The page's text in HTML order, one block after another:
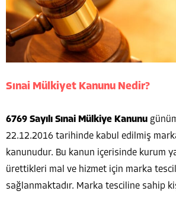
Sınai Mülkiyet Kanunu Nedir?
6769 Sayılı Sınai Mülkiye Kanunu
22.12.2016 tarihinde kabul edilmiş
kanunudur. Bu kanun içerisinde kurum
ürettikleri mal ve hizmet için marka
sağlanmaktadır. Marka tesciline sahip